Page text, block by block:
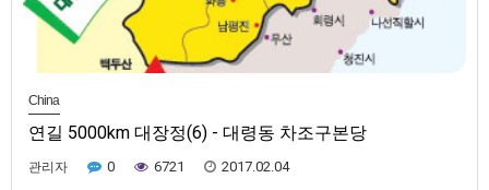
China
연길 5000km 대장정(6) - 대령동 차조구본당
관리자 0 6721 2017.02.04